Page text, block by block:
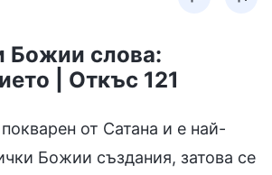
Божии слова:
| Откъс 121
от Сатана и е най-
Божии създания, затова се